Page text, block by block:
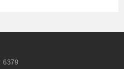
6379